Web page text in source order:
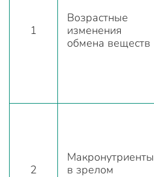
1
Возрастные
изменения
обмена веществ
2
Макронутриенты
в зрелом